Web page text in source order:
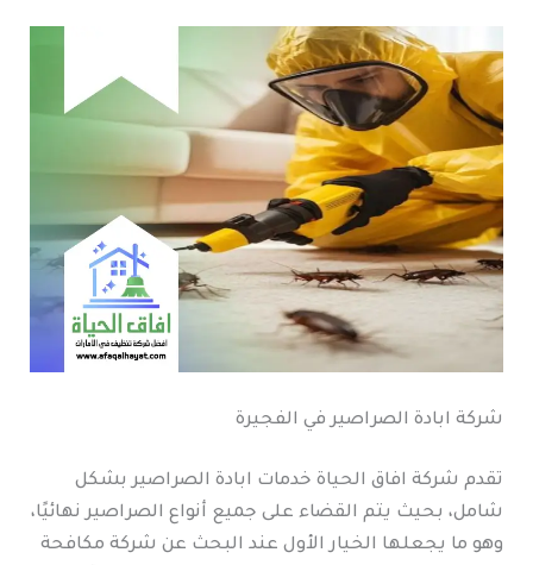
شركة ابادة الصراصير في الفجيرة
تقدم شركة افاق الحياة خدمات ابادة الصراصير بشكل
شامل، بحيث يتم القضاء على جميع أنواع الصراصير نهائيًا،
وهو ما يجعلها الخيار الأول عند البحث عن شركة مكافحة